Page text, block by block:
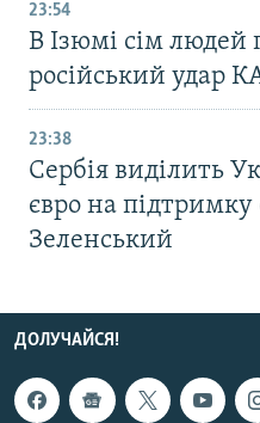
23:54
В Ізюмі сім людей
російський удар
23:38
Сербія виділить
євро на
Зеленський
ДОЛУЧАЙСЯ!